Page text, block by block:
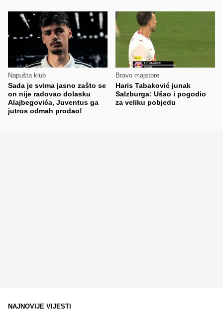
Napušta klub
Sada je svima jasno zašto se
on nije radovao dolasku
Alajbegovića, Juventus ga
jutros odmah prodao!
Bravo majstore
Haris Tabaković junak
Salzburga: Ušao i pogodio
za veliku pobjedu
NAJNOVIJE VIJESTI